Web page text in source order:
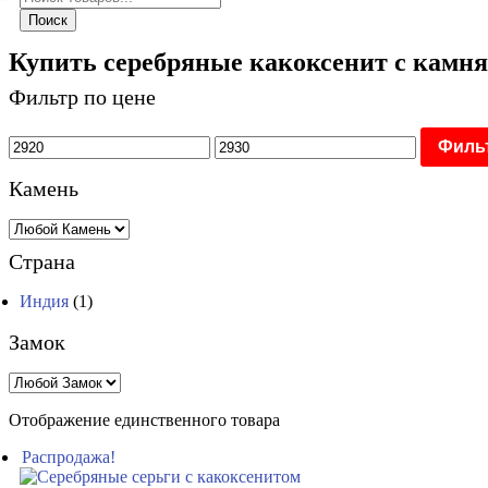
товаров
Поиск
Купить серебряные какоксенит с
Фильтр по цене
Камень
Страна
Индия (1)
Замок
Отображение единственного товара
Распродажа!